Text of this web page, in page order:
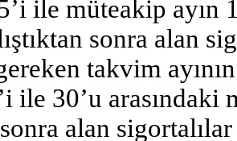
ile müteakip ayın
sonra alan
takvim
ile 30’u arasındaki
sonra alan